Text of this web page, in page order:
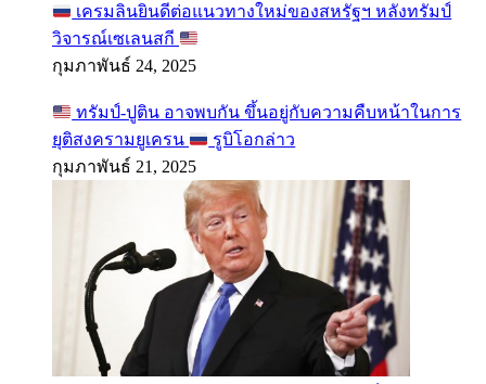
เครมลินยินดีต่อแนวทางใหม่ของสหรัฐฯ หลังทรัมป์
วิจารณ์เซเลนสกี
กุมภาพันธ์ 24, 2025
ทรัมป์-ปูติน อาจพบกัน ขึ้นอยู่กับความคืบหน้าในการ
ยุติสงครามยูเครน
รูบิโอกล่าว
กุมภาพันธ์ 21, 2025